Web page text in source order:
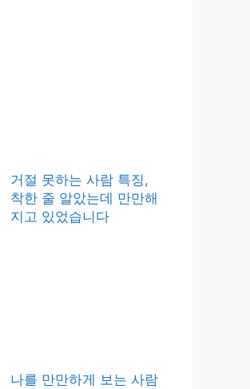
거절 못하는 사람 특징,
착한 줄 알았는데 만만해
지고 있었습니다
나를 만만하게 보는 사람